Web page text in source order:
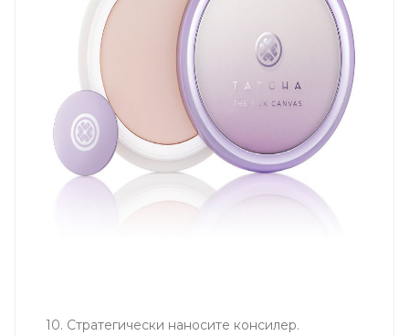
10. Стратегически наносите консилер.